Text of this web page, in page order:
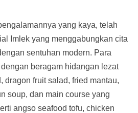
yang kaya, telah
Imlek yang menggabungkan cita
sentuhan modern. Para
beragam hidangan lezat
dragon fruit salad, fried mantau,
soup, dan main course yang
angso seafood tofu, chicken